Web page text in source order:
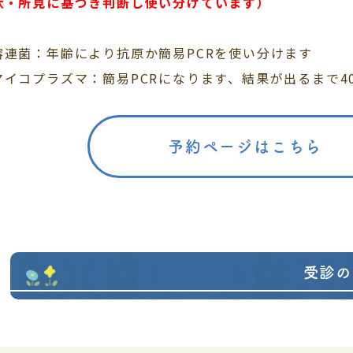
連菌：年齢により抗原か簡易PCRを使い分けます
イコプラズマ：簡易PCRになります、結果が出るまで
予約ページはこちら
受診